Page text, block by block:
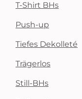
T-Shirt BHs
Push-up
Tiefes Dekolleté
Trägerlos
Still-BHs